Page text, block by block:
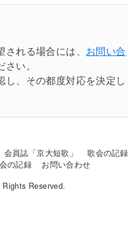
れる場合には、 お問い合
い。
し、その都度対応を決定し
会員誌「京大短歌」
歌会の記録
の記録
お問い合わせ
Reserved.